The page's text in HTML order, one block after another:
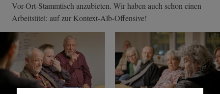
Vor-Ort-Stammtisch anzubieten. Wir haben auch schon einen
Arbeitstitel: auf zur Kontext-Alb-Offensive!